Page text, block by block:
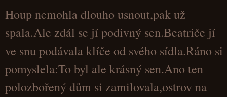
Houp nemohla dlouho usnout,pak už
spala.Ale zdál se jí podivný sen.Beatriče jí
ve snu podávala klíče od svého sídla.Ráno si
pomyslela:To byl ale krásný sen.Ano ten
polozbořený dům si zamilovala,ostrov na